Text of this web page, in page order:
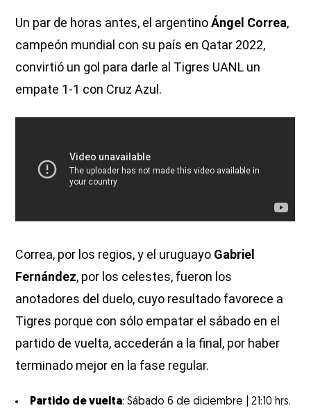
Un par de horas antes, el argentinoÁngel Correa,
campeón mundial con su país en Qatar 2022,
convirtió un gol para darle al Tigres UANL un
empate 1-1 con Cruz Azul.
Correa, por los regios, y el uruguayo Gabriel
Fernández, por los celestes, fueron los
anotadores del duelo, cuyo resultado favorece a
Tigres porque con sólo empatar el sábado en el
partido de vuelta, accederán a la final, por haber
terminado mejor en la fase regular.
Partido de vuelta: Sábado 6 de diciembre | 21:10 hrs.